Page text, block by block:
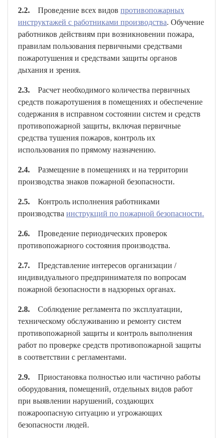
2.2. Проведение всех видов противопожарных
инструктажей с работниками производства. Обучение
работников действиям при возникновении пожара,
правилам пользования первичными средствами
пожаротушения и средствами защиты органов
дыхания и зрения.
2.3. Расчет необходимого количества первичных
средств пожаротушения в помещениях и обеспечение
содержания в исправном состоянии систем и средств
противопожарной защиты, включая первичные
средства тушения пожаров, контроль их
использования по прямому назначению.
2.4. Размещение в помещениях и на территории
производства знаков пожарной безопасности.
2.5. Контроль исполнения работниками
производства инструкций по пожарной безопасности.
2.6. Проведение периодических проверок
противопожарного состояния производства.
2.7. Представление интересов организации /
индивидуального предпринимателя по вопросам
пожарной безопасности в надзорных органах.
2.8. Соблюдение регламента по эксплуатации,
техническому обслуживанию и ремонту систем
противопожарной защиты и контроль выполнения
работ по проверке средств противопожарной защиты
в соответствии с регламентами.
2.9. Приостановка полностью или частично работы
оборудования, помещений, отдельных видов работ
при выявлении нарушений, создающих
пожароопасную ситуацию и угрожающих
безопасности людей.